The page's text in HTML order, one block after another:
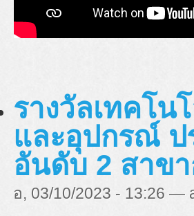
รางวัลเทคโน
และอุปกรณ์ ป
อันดับ 2 สาขา
อ, 03/10/2023 - 13:26 —